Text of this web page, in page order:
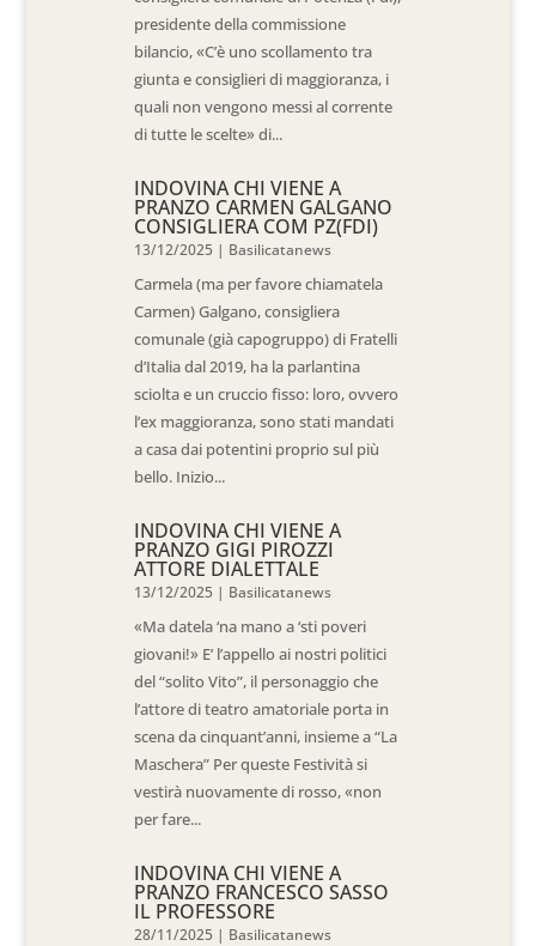
presidente della commissione
bilancio, «C’è uno scollamento tra
giunta e consiglieri di maggioranza, i
quali non vengono messi al corrente
di tutte le scelte» di...
INDOVINA CHI VIENE A
PRANZO CARMEN GALGANO
CONSIGLIERA COM PZ(FDI)
13/12/2025 | Basilicatanews
Carmela (ma per favore chiamatela
Carmen) Galgano, consigliera
comunale (già capogruppo) di Fratelli
d’Italia dal 2019, ha la parlantina
sciolta e un cruccio fisso: loro, ovvero
l’ex maggioranza, sono stati mandati
a casa dai potentini proprio sul più
bello. Inizio...
INDOVINA CHI VIENE A
PRANZO GIGI PIROZZI
ATTORE DIALETTALE
13/12/2025 | Basilicatanews
«Ma datela ‘na mano a ‘sti poveri
giovani!» E’ l’appello ai nostri politici
del “solito Vito”, il personaggio che
l’attore di teatro amatoriale porta in
scena da cinquant’anni, insieme a “La
Maschera” Per queste Festività si
vestirà nuovamente di rosso, «non
per fare...
INDOVINA CHI VIENE A
PRANZO FRANCESCO SASSO
IL PROFESSORE
28/11/2025 | Basilicatanews